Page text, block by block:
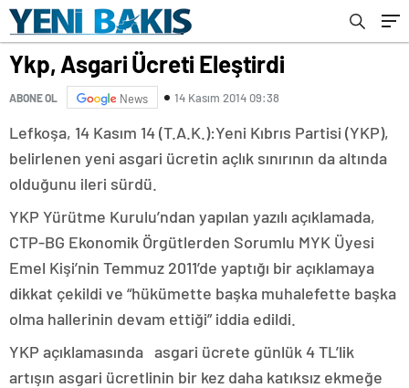
Ykp, Asgari Ücreti Eleştirdi
ABONE OL News 14 Kasım 2014 09:38
Lefkoşa, 14 Kasım 14 (T.A.K.):Yeni Kıbrıs Partisi (YKP),
belirlenen yeni asgari ücretin açlık sınırının da altında
olduğunu ileri sürdü.
YKP Yürütme Kurulu’ndan yapılan yazılı açıklamada,
CTP-BG Ekonomik Örgütlerden Sorumlu MYK Üyesi
Emel Kişi’nin Temmuz 2011’de yaptığı bir açıklamaya
dikkat çekildi ve “hükümette başka muhalefette başka
olma hallerinin devam ettiği” iddia edildi.
YKP açıklamasında asgari ücrete günlük 4 TL’lik
artışın asgari ücretlinin bir kez daha katıksız ekmeğe